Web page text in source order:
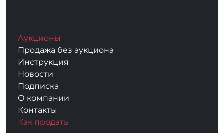
Аукционы
Продажа без аукциона
Инструкция
Новости
Подписка
О компании
Контакты
Как продать